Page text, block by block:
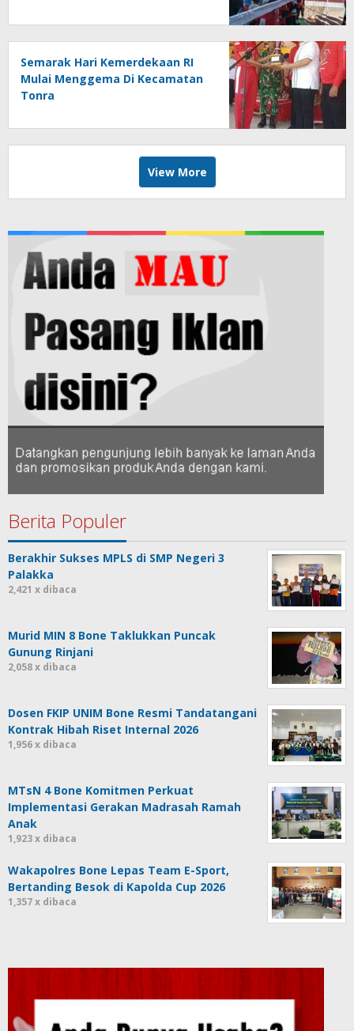
Semarak Hari Kemerdekaan RI
Mulai Menggema Di Kecamatan
Tonra
View More
Berita Populer
Berakhir Sukses MPLS di SMP Negeri 3
Palakka
2,421 x dibaca
Murid MIN 8 Bone Taklukkan Puncak
Gunung Rinjani
2,058 x dibaca
Dosen FKIP UNIM Bone Resmi Tandatangani
Kontrak Hibah Riset Internal 2026
1,956 x dibaca
MTsN 4 Bone Komitmen Perkuat
Implementasi Gerakan Madrasah Ramah
Anak
1,923 x dibaca
Wakapolres Bone Lepas Team E-Sport,
Bertanding Besok di Kapolda Cup 2026
1,357 x dibaca